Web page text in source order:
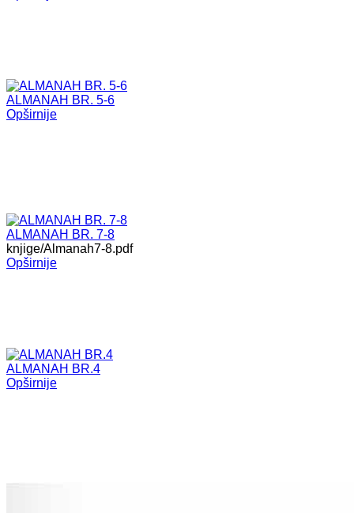
ALMANAH BR. 5-6
Opširnije
ALMANAH BR. 7-8
knjige/Almanah7-8.pdf
Opširnije
ALMANAH BR.4
Opširnije